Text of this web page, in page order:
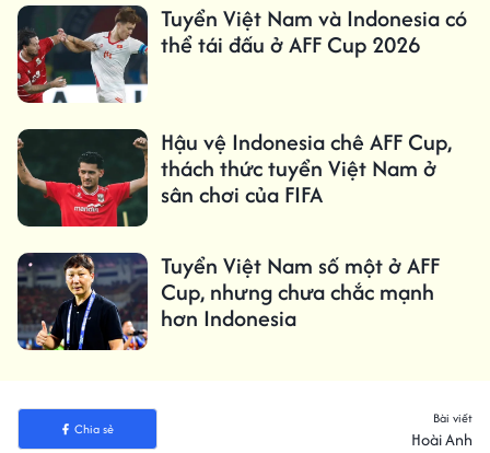
Tuyển Việt Nam và Indonesia có
thể tái đấu ở AFF Cup 2026
Hậu vệ Indonesia chê AFF Cup,
thách thức tuyển Việt Nam ở
sân chơi của FIFA
Tuyển Việt Nam số một ở AFF
Cup, nhưng chưa chắc mạnh
hơn Indonesia
Chia sẻ
Bài viết
Hoài Anh